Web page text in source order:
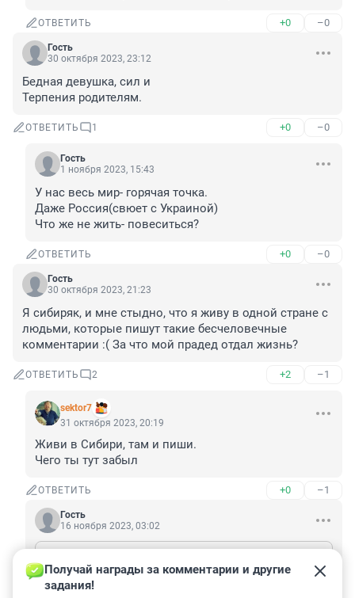
ОТВЕТИТЬ +0 –0
Гость
30 октября 2023, 23:12
Бедная девушка, сил и
Терпения родителям.
ОТВЕТИТЬ 1 +0 –0
Гость
1 ноября 2023, 15:43
У нас весь мир- горячая точка.
Даже Россия(свюет с Украиной)
Что же не жить- повеситься?
ОТВЕТИТЬ +0 –0
Гость
30 октября 2023, 21:23
Я сибиряк, и мне стыдно, что я живу в одной стране с
людьми, которые пишут такие бесчеловечные
комментарии :( За что мой прадед отдал жизнь?
ОТВЕТИТЬ 2 +2 –1
sektor7
31 октября 2023, 20:19
Живи в Сибири, там и пиши.
Чего ты тут забыл
ОТВЕТИТЬ +0 –1
Гость
16 ноября 2023, 03:02
Живи в Сибири, там и пиши. Чего ты тут забыл
Получай награды за комментарии и другие
задания!